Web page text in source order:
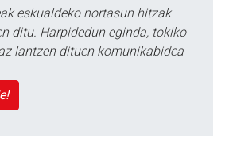
eskualdeko nortasun hitzak
ditu. Harpidedun eginda, tokiko
lantzen dituen komunikabidea